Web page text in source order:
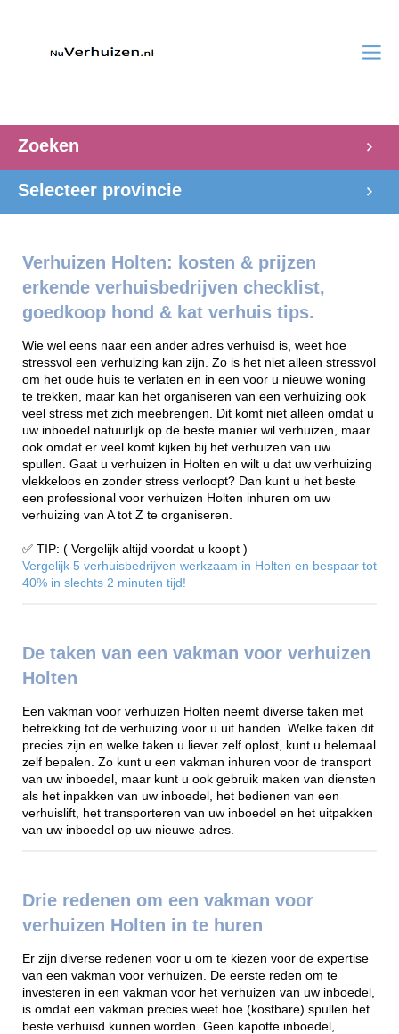
Zoeken
Selecteer provincie
Verhuizen Holten: kosten & prijzen
erkende verhuisbedrijven checklist,
goedkoop hond & kat verhuis tips.
Wie wel eens naar een ander adres verhuisd is, weet hoe
stressvol een verhuizing kan zijn. Zo is het niet alleen stressvol
om het oude huis te verlaten en in een voor u nieuwe woning
te trekken, maar kan het organiseren van een verhuizing ook
veel stress met zich meebrengen. Dit komt niet alleen omdat u
uw inboedel natuurlijk op de beste manier wil verhuizen, maar
ook omdat er veel komt kijken bij het verhuizen van uw
spullen. Gaat u verhuizen in Holten en wilt u dat uw verhuizing
vlekkeloos en zonder stress verloopt? Dan kunt u het beste
een professional voor verhuizen Holten inhuren om uw
verhuizing van A tot Z te organiseren.
✅ TIP: ( Vergelijk altijd voordat u koopt )
Vergelijk 5 verhuisbedrijven werkzaam in Holten en bespaar tot
40% in slechts 2 minuten tijd!
De taken van een vakman voor verhuizen
Holten
Een vakman voor verhuizen Holten neemt diverse taken met
betrekking tot de verhuizing voor u uit handen. Welke taken dit
precies zijn en welke taken u liever zelf oplost, kunt u helemaal
zelf bepalen. Zo kunt u een vakman inhuren voor de transport
van uw inboedel, maar kunt u ook gebruik maken van diensten
als het inpakken van uw inboedel, het bedienen van een
verhuislift, het transporteren van uw inboedel en het uitpakken
van uw inboedel op uw nieuwe adres.
Drie redenen om een vakman voor
verhuizen Holten in te huren
Er zijn diverse redenen voor u om te kiezen voor de expertise
van een vakman voor verhuizen. De eerste reden om te
investeren in een vakman voor het verhuizen van uw inboedel,
is omdat een vakman precies weet hoe (kostbare) spullen het
beste verhuisd kunnen worden. Geen kapotte inboedel,